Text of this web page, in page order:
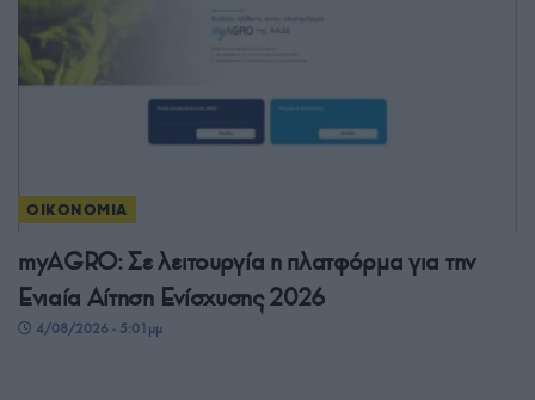
ΟΙΚΟΝΟΜΙΑ
myAGRO: Σε λειτουργία η πλατφόρμα για την
Ενιαία Αίτηση Ενίσχυσης 2026
4/08/2026 - 5:01μμ